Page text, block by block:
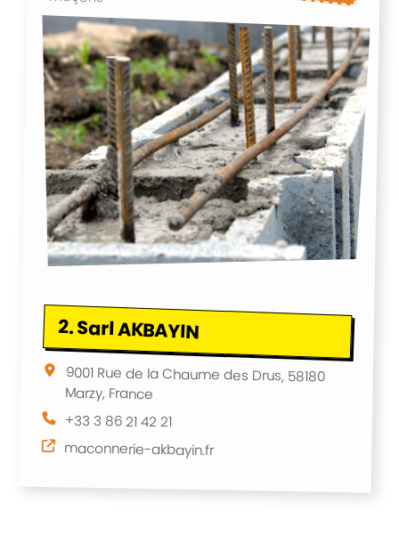
2.Sarl AKBAYIN
9001 Rue de la Chaume des Drus, 58180
Marzy, France
+33 3 86 21 42 21
maconnerie-akbayin.fr